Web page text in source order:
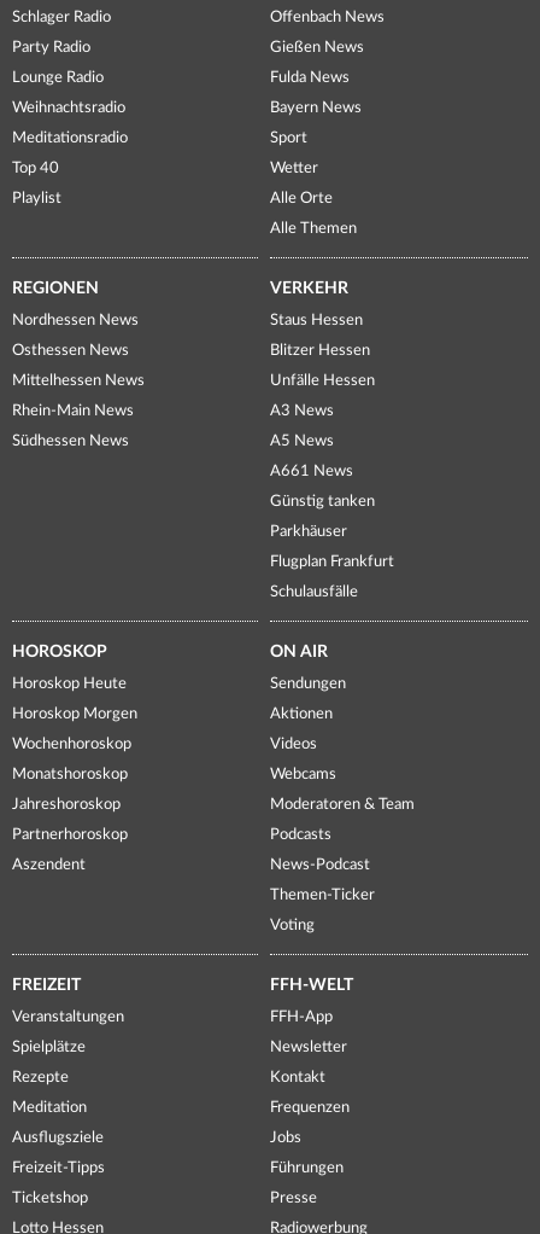
Schlager Radio
Party Radio
Lounge Radio
Weihnachtsradio
Meditationsradio
Top 40
Playlist
Offenbach News
Gießen News
Fulda News
Bayern News
Sport
Wetter
Alle Orte
Alle Themen
REGIONEN
Nordhessen News
Osthessen News
Mittelhessen News
Rhein-Main News
Südhessen News
VERKEHR
Staus Hessen
Blitzer Hessen
Unfälle Hessen
A3 News
A5 News
A661 News
Günstig tanken
Parkhäuser
Flugplan Frankfurt
Schulausfälle
HOROSKOP
Horoskop Heute
Horoskop Morgen
Wochenhoroskop
Monatshoroskop
Jahreshoroskop
Partnerhoroskop
Aszendent
ON AIR
Sendungen
Aktionen
Videos
Webcams
Moderatoren & Team
Podcasts
News-Podcast
Themen-Ticker
Voting
FREIZEIT
Veranstaltungen
Spielplätze
Rezepte
Meditation
Ausflugsziele
Freizeit-Tipps
Ticketshop
Lotto Hessen
FFH-WELT
FFH-App
Newsletter
Kontakt
Frequenzen
Jobs
Führungen
Presse
Radiowerbung